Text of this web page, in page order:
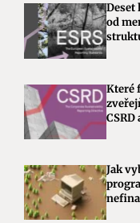
Deset
od
Které
CSRD
Jak